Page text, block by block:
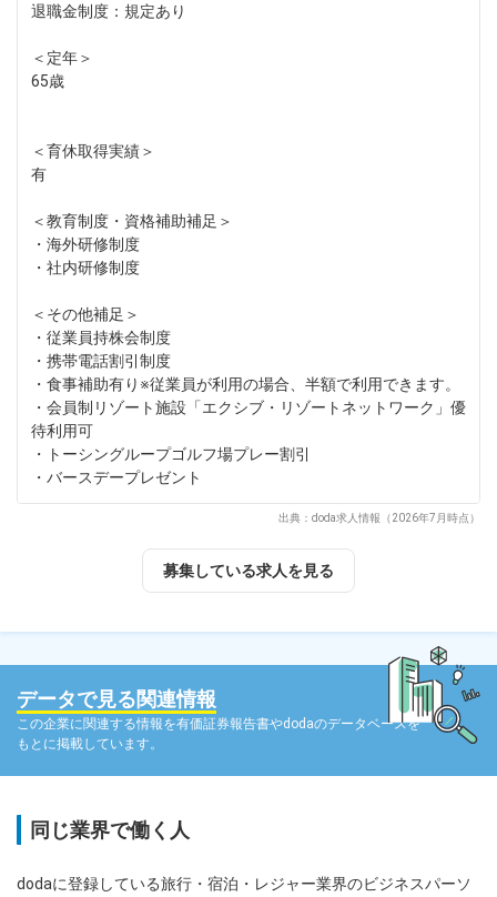
退職金制度：規定あり
＜定年＞
65歳
＜育休取得実績＞
有
＜教育制度・資格補助補足＞
・海外研修制度
・社内研修制度
＜その他補足＞
・従業員持株会制度
・携帯電話割引制度
・食事補助有り※従業員が利用の場合、半額で利用できます。
・会員制リゾート施設「エクシブ・リゾートネットワーク」優
待利用可
・トーシングループゴルフ場プレー割引
・バースデープレゼント
出典：doda求人情報（2026年7月時点）
募集している求人を見る
データで見る関連情報
この企業に関連する情報を有価証券報告書やdodaのデータベースを
もとに掲載しています。
同じ業界で働く人
dodaに登録している旅行・宿泊・レジャー業界のビジネスパーソ